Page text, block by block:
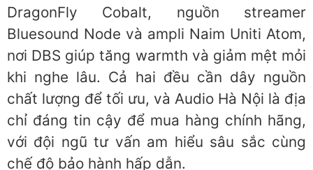
DragonFly Cobalt, nguồn streamer
Bluesound Node và ampli Naim Uniti Atom,
nơi DBS giúp tăng warmth và giảm mệt mỏi
khi nghe lâu. Cả hai đều cần dây nguồn
chất lượng để tối ưu, và Audio Hà Nội là địa
chỉ đáng tin cậy để mua hàng chính hãng,
với đội ngũ tư vấn am hiểu sâu sắc cùng
chế độ bảo hành hấp dẫn.